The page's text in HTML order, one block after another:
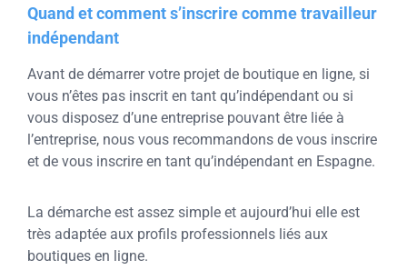
Quand et comment s’inscrire comme travailleur
indépendant
Avant de démarrer votre projet de boutique en ligne, si
vous n’êtes pas inscrit en tant qu’indépendant ou si
vous disposez d’une entreprise pouvant être liée à
l’entreprise, nous vous recommandons de vous inscrire
et de vous inscrire en tant qu’indépendant en Espagne.
La démarche est assez simple et aujourd’hui elle est
très adaptée aux profils professionnels liés aux
boutiques en ligne.